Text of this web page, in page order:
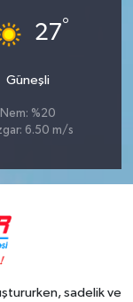
27°
Güneşli
Nem: %20
6.50 m/s
sadelik ve